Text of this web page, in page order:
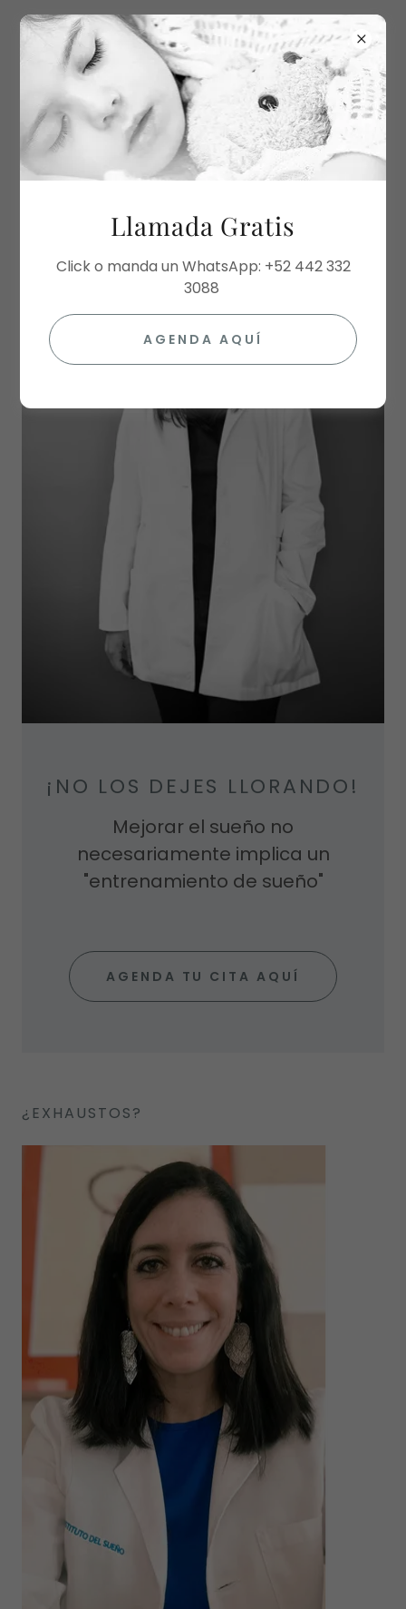
WhatsApp+52 442 330 3312
Agenda
tu llamada GRATIS
¡NO LOS DEJES LLORANDO!
Mejorar el sueño no
necesariamente implica un
"entrenamiento de sueño"
AGENDA TU CITA AQUÍ
¿EXHAUSTOS?
Llamada Gratis
Click o manda un WhatsApp: +52 442 332
3088
AGENDA AQUÍ